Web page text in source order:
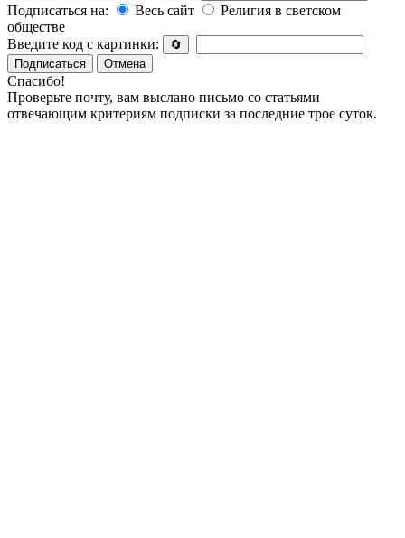
Подписаться на:
Весь сайт
Религия в светском
обществе
Введите код с картинки:
🔄
Подписаться
Отмена
Спасибо!
Проверьте почту, вам выслано письмо со статьями
отвечающим критериям подписки за последние трое суток.